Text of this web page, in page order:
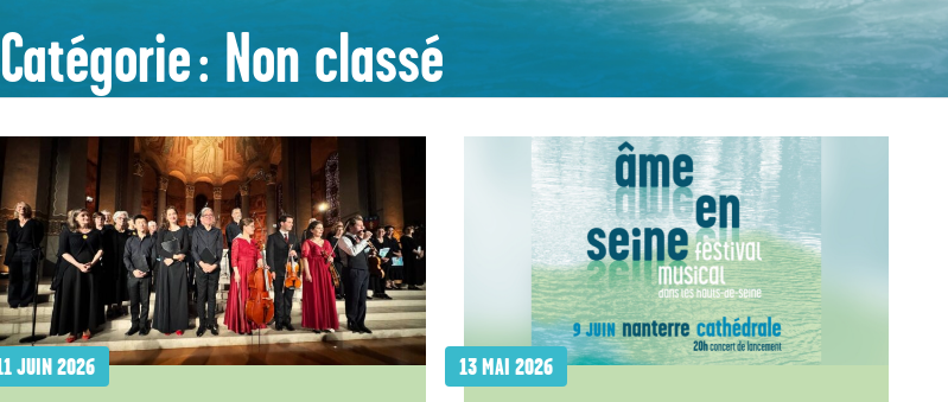
Catégorie : Non classé
JUIN 2026 13 MAI 2026